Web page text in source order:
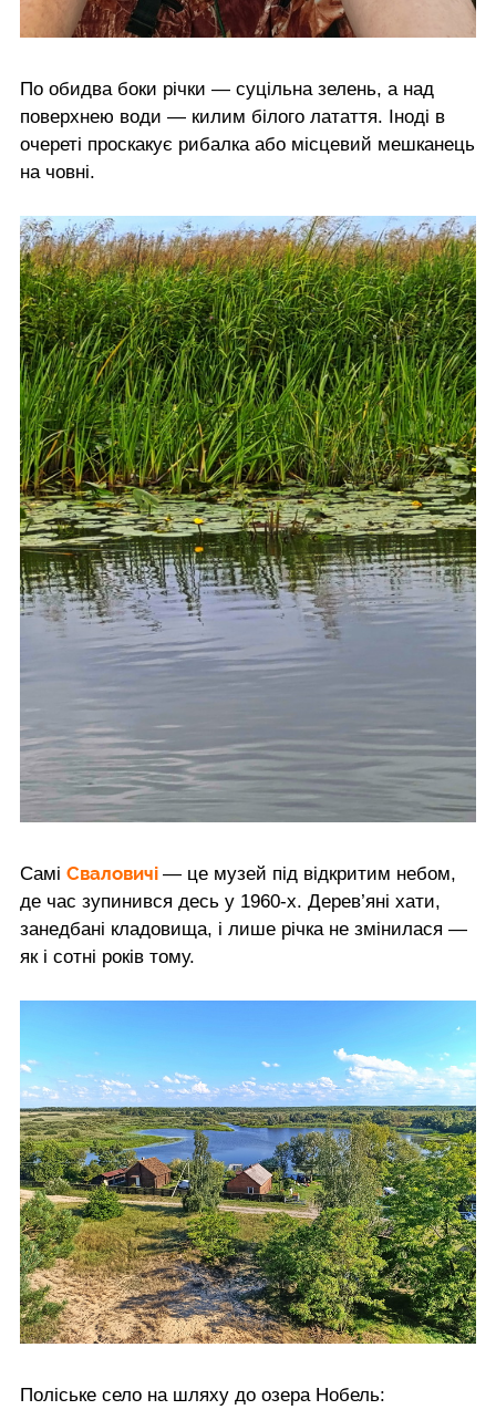
По обидва боки річки — суцільна зелень, а над
поверхнею води — килим білого латаття. Іноді в
очереті проскакує рибалка або місцевий мешканець
на човні.
Самі Сваловичі — це музей під відкритим небом,
де час зупинився десь у 1960-х. Дерев’яні хати,
занедбані кладовища, і лише річка не змінилася —
як і сотні років тому.
Поліське село на шляху до озера Нобель: